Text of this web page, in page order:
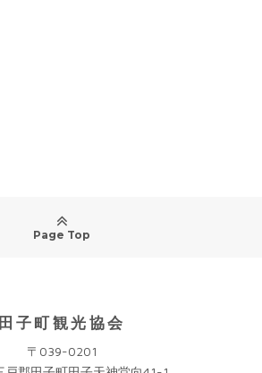
Page Top
田子町観光協会
〒039-0201